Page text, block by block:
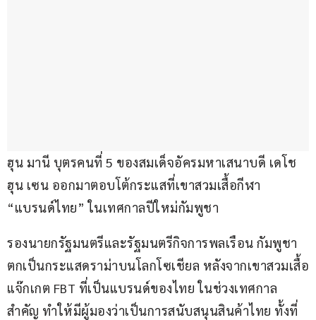
ฮุน มานี บุตรคนที่ 5 ของสมเด็จอัครมหาเสนาบดี เดโช
ฮุน เซน ออกมาตอบโต้กระแสที่เขาสวมเสื้อกีฬา
“แบรนด์ไทย” ในเทศกาลปีใหม่กัมพูชา
รองนายกรัฐมนตรีและรัฐมนตรีกิจการพลเรือน กัมพูชา
ตกเป็นกระแสดราม่าบนโลกโซเชียล หลังจากเขาสวมเสื้อ
แจ๊กเกต FBT ที่เป็นแบรนด์ของไทย ในช่วงเทศกาล
สำคัญ ทำให้มีผู้มองว่าเป็นการสนับสนุนสินค้าไทย ทั้งที่